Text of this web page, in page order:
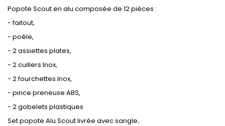
Popote Scout en alu composée de 12 pièces :
- faitout,
- poêle,
- 2 assiettes plates,
- 2 cuillers Inox,
- 2 fourchettes Inox,
- pince preneuse ABS,
- 2 gobelets plastiques
Set popote Alu Scout livrée avec sangle.